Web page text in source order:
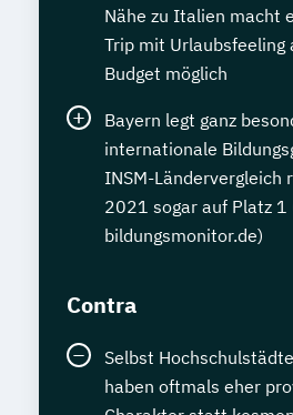
Nähe zu Italien macht
Trip mit Urlaubsfeeling
Budget möglich
Bayern legt ganz
internationale
INSM-Ländervergleich
2021 sogar auf Platz 1
bildungsmonitor.de)
Contra
Selbst
haben oftmals eher